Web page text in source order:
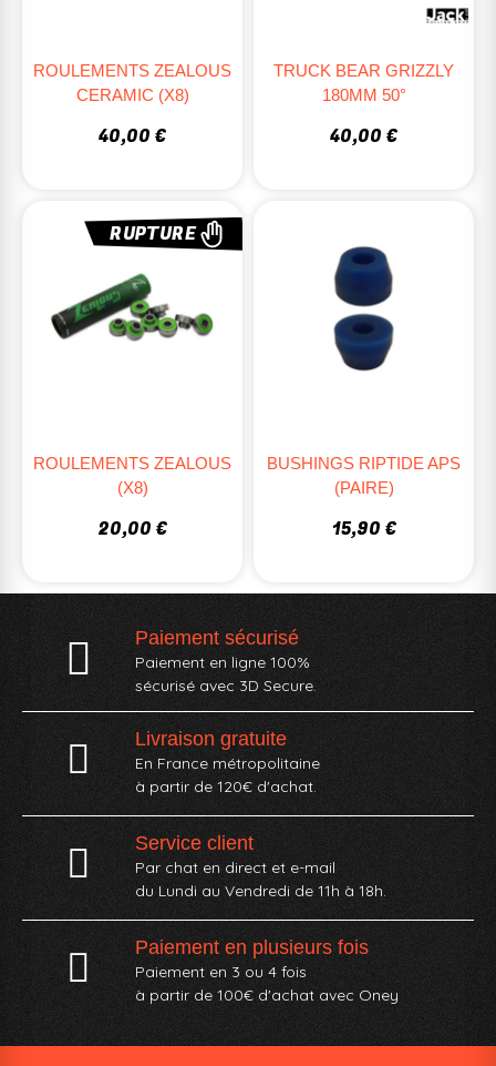
ROULEMENTS ZEALOUS
CERAMIC (X8)
40,00 €
TRUCK BEAR GRIZZLY
180MM 50°
40,00 €
RUPTURE
ROULEMENTS ZEALOUS
(X8)
20,00 €
BUSHINGS RIPTIDE APS
(PAIRE)
15,90 €
Paiement sécurisé
Paiement en ligne 100%
sécurisé avec 3D Secure.
Livraison gratuite
En France métropolitaine
à partir de 120€ d'achat.
Service client
Par chat en direct et e-mail
du Lundi au Vendredi de 11h à 18h.
Paiement en plusieurs fois
Paiement en 3 ou 4 fois
à partir de 100€ d'achat avec Oney​